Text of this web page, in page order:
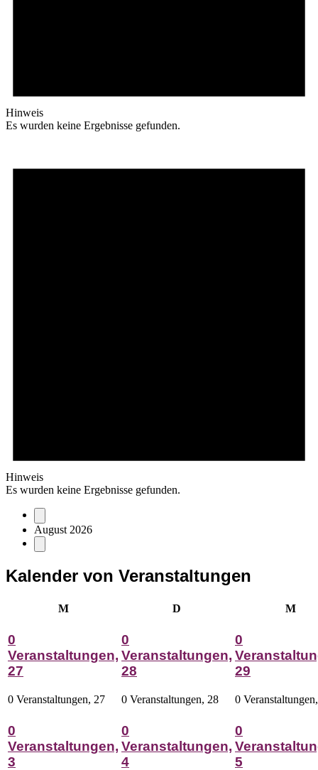
Hinweis
Es wurden keine Ergebnisse gefunden.
Hinweis
Es wurden keine Ergebnisse gefunden.
August 2026
Kalender von Veranstaltungen
MMontag D M
0
Veranstaltungen,
27
0 Veranstaltungen, 27
0
Veranstaltungen,
28
0 Veranstaltungen, 28
0
29
0
0
Veranstaltungen,
3
0
Veranstaltungen,
4
0
5